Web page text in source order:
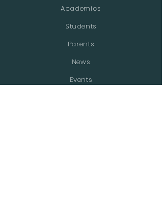
Academics
Students
Parents
News
Events